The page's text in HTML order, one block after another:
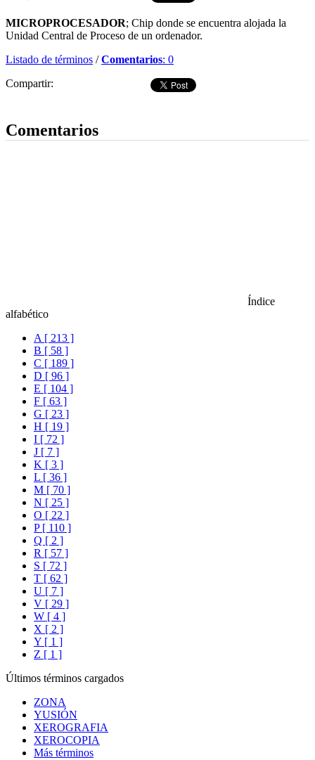
MICROPROCESADOR; Chip donde se encuentra alojada la
Unidad Central de Proceso de un ordenador.
Listado de términos /Comentarios: 0
Compartir:
Comentarios
Índice
alfabético
A [ 213 ]
B [ 58 ]
C [ 189 ]
D [ 96 ]
E [ 104 ]
F [ 63 ]
G [ 23 ]
H [ 19 ]
I [ 72 ]
J [ 7 ]
K [ 3 ]
L [ 36 ]
M [ 70 ]
N [ 25 ]
O [ 22 ]
P [ 110 ]
Q [ 2 ]
R [ 57 ]
S [ 72 ]
T [ 62 ]
U [ 7 ]
V [ 29 ]
W [ 4 ]
X [ 2 ]
Y [ 1 ]
Z [ 1 ]
Últimos términos cargados
ZONA
YUSIÓN
XEROGRAFIA
XEROCOPIA
Más términos